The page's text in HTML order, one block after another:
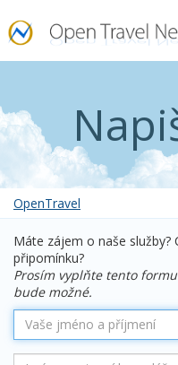
OpenTravel
Máte zájem o naše služby?
připomínku?
Prosím vyplňte tento
bude možné.